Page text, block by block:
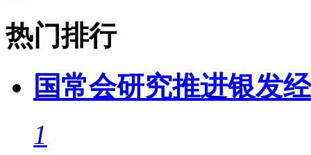
热门排行
国常会研究推进银发
1